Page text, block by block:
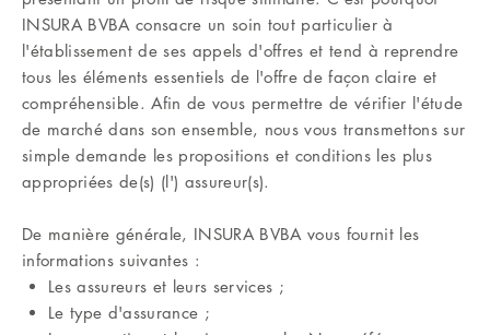
INSURA BVBA consacre un soin tout particulier à
l'établissement de ses appels d'offres et tend à reprendre
tous les éléments essentiels de l'offre de façon claire et
compréhensible. Afin de vous permettre de vérifier l'étude
de marché dans son ensemble, nous vous transmettons sur
simple demande les propositions et conditions les plus
appropriées de(s) (l') assureur(s).
De manière générale, INSURA BVBA vous fournit les
informations suivantes :
Les assureurs et leurs services ;
Le type d'assurance ;